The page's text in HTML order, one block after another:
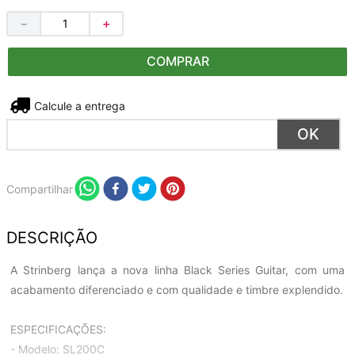
＋
－
COMPRAR
Não sei meu CEP
Compartilhar
DESCRIÇÃO
A Strinberg lança a nova linha Black Series Guitar, com uma
acabamento diferenciado e com qualidade e timbre explendido.
ESPECIFICAÇÕES:
- Modelo: SL200C